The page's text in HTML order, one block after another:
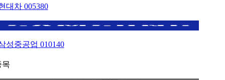
대차 005380
성중공업 010140
목